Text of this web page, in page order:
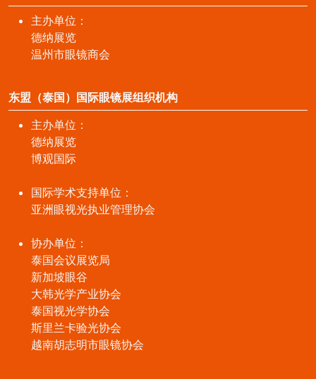
主办单位：
德纳展览
温州市眼镜商会
东盟（泰国）国际眼镜展组织机构
主办单位：
德纳展览
博观国际
国际学术支持单位：
亚洲眼视光执业管理协会
协办单位：
泰国会议展览局
新加坡眼谷
大韩光学产业协会
泰国视光学协会
斯里兰卡验光协会
越南胡志明市眼镜协会